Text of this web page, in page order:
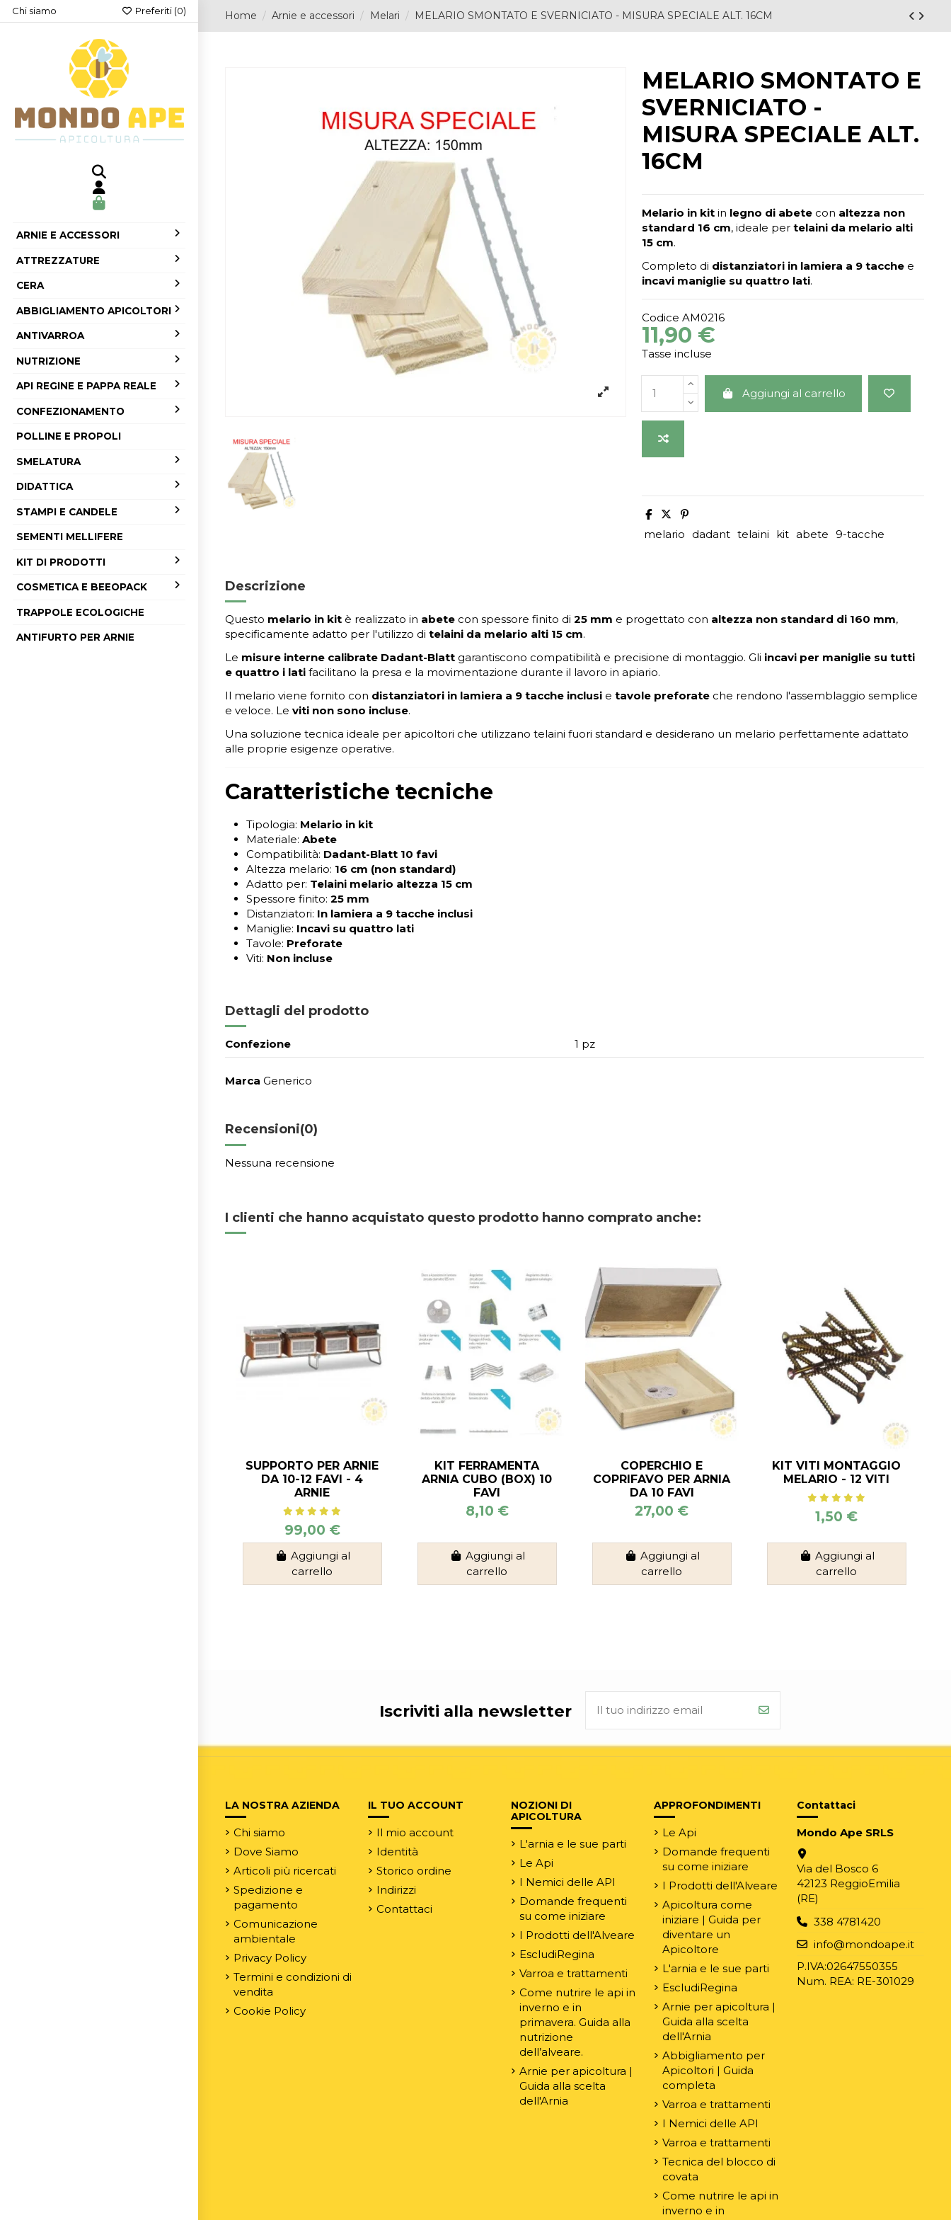
Chi siamo Preferiti (0)
ARNIE E ACCESSORI
ATTREZZATURE
CERA
ABBIGLIAMENTO APICOLTORI
ANTIVARROA
NUTRIZIONE
API REGINE E PAPPA REALE
CONFEZIONAMENTO
POLLINE E PROPOLI
SMELATURA
DIDATTICA
STAMPI E CANDELE
SEMENTI MELLIFERE
KIT DI PRODOTTI
COSMETICA E BEEOPACK
TRAPPOLE ECOLOGICHE
ANTIFURTO PER ARNIE
Home Arnie e accessori Melari MELARIO SMONTATO E SVERNICIATO - MISURA SPECIALE ALT. 16CM
MELARIO SMONTATO E
SVERNICIATO -
MISURA SPECIALE ALT.
16CM
Melario in kit in legno di abete con altezza non
standard 16 cm, ideale pertelaini da melario alti
15 cm.
Completo di distanziatori in lamiera a 9 tacche e
incavi maniglie su quattro lati.
Codice AM0216
11,90 €
Tasse incluse
Aggiungi al carrello
melario dadant telaini kit abete 9-tacche
Descrizione
Questo melario in kitè realizzato in abetecon spessore finito di 25 mm e progettato con altezza non standard di 160 mm,
specificamente adatto per l'utilizzo di telaini da melario alti 15 cm.
Le misure interne calibrate Dadant-Blattgarantiscono compatibilità e precisione di montaggio. Gli incavi per maniglie su tutti
e quattro i latifacilitano la presa e la movimentazione durante il lavoro in apiario.
Il melario viene fornito con distanziatori in lamiera a 9 tacche inclusie tavole preforateche rendono l'assemblaggio semplice
e veloce. Le viti non sono incluse.
Una soluzione tecnica ideale per apicoltori che utilizzano telaini fuori standard e desiderano un melario perfettamente adattato
alle proprie esigenze operative.
Caratteristiche tecniche
Tipologia: Melario in kit
Materiale: Abete
Compatibilità: Dadant-Blatt 10 favi
Altezza melario: 16 cm (non standard)
Adatto per: Telaini melario altezza 15 cm
Spessore finito: 25 mm
Distanziatori: In lamiera a 9 tacche inclusi
Maniglie: Incavi su quattro lati
Tavole: Preforate
Viti: Non incluse
Dettagli del prodotto
Confezione 1 pz
Marca Generico
Recensioni(0)
Nessuna recensione
I clienti che hanno acquistato questo prodotto hanno comprato anche:
SUPPORTO PER ARNIE
DA 10-12 FAVI - 4
ARNIE
99,00 €
Aggiungi al
carrello
KIT FERRAMENTA
ARNIA CUBO (BOX) 10
FAVI
8,10 €
Aggiungi al
carrello
COPERCHIO E
COPRIFAVO PER ARNIA
DA 10 FAVI
27,00 €
Aggiungi al
carrello
KIT VITI MONTAGGIO
MELARIO - 12 VITI
1,50 €
Aggiungi al
carrello
Iscriviti alla newsletter
LA NOSTRA AZIENDA
Chi siamo
Dove Siamo
Articoli più ricercati
Spedizione e
pagamento
Comunicazione
ambientale
Privacy Policy
Termini e condizioni di
vendita
Cookie Policy
IL TUO ACCOUNT
Il mio account
Identità
Storico ordine
Indirizzi
Contattaci
NOZIONI DI
APICOLTURA
L'arnia e le sue parti
Le Api
I Nemici delle API
Domande frequenti
su come iniziare
I Prodotti dell'Alveare
EscludiRegina
Varroa e trattamenti
Come nutrire le api in
inverno e in
primavera. Guida alla
nutrizione
dell’alveare.
Arnie per apicoltura |
Guida alla scelta
dell'Arnia
APPROFONDIMENTI
Le Api
Domande frequenti
su come iniziare
I Prodotti dell'Alveare
Apicoltura come
iniziare | Guida per
diventare un
Apicoltore
L'arnia e le sue parti
EscludiRegina
Arnie per apicoltura |
Guida alla scelta
dell'Arnia
Abbigliamento per
Apicoltori | Guida
completa
Varroa e trattamenti
I Nemici delle API
Varroa e trattamenti
Tecnica del blocco di
covata
Come nutrire le api in
inverno e in
Contattaci
Mondo Ape SRLS
Via del Bosco 6
42123 ReggioEmilia
(RE)
338 4781420
info@mondoape.it
P.IVA:02647550355
Num. REA: RE-301029